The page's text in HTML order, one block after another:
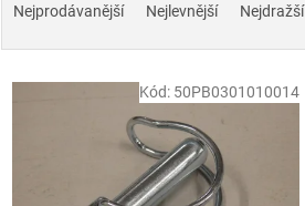
e
n
Nejprodávanější Nejlevnější Nejdražší
V
Kód: 50PB0301010014